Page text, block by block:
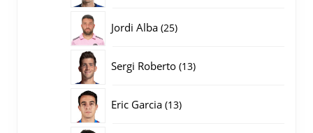
Jordi Alba 2525
Sergi Roberto 1313
Eric Garcia 1313